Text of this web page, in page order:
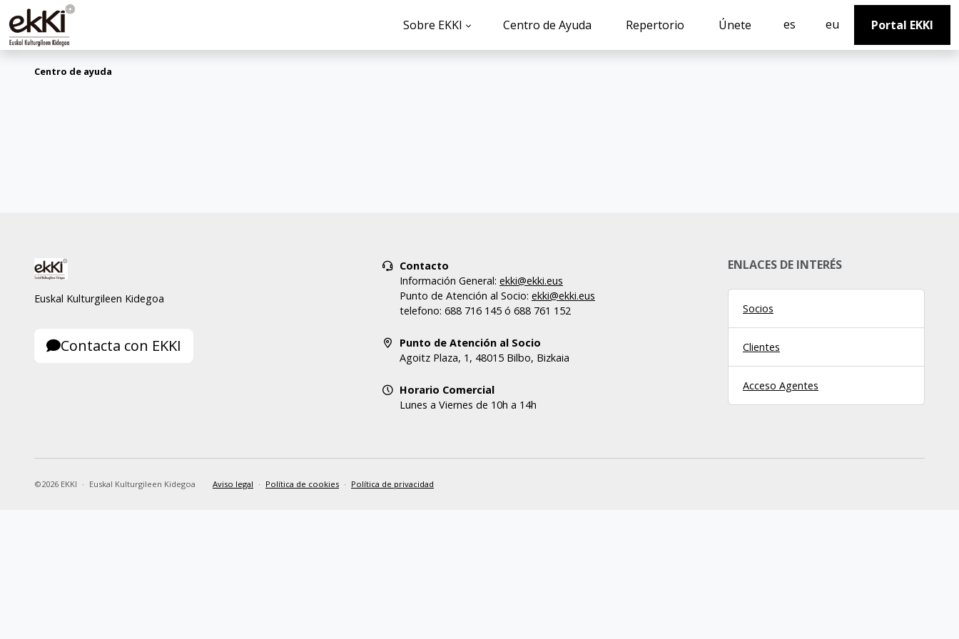
Sobre EKKI Centro de Ayuda Repertorio Únete es eu Portal EKKI
Centro de ayuda
Euskal Kulturgileen Kidegoa
Contacta con EKKI
Contacto
Información General: ekki@ekki.eus
Punto de Atención al Socio: ekki@ekki.eus
telefono: 688 716 145 ó 688 761 152
Punto de Atención al Socio
Agoitz Plaza, 1, 48015 Bilbo, Bizkaia
Horario Comercial
Lunes a Viernes de 10h a 14h
ENLACES DE INTERÉS
Socios
Clientes
Acceso Agentes
©2026 EKKI · Euskal Kulturgileen Kidegoa Aviso legal · Política de cookies · Política de privacidad